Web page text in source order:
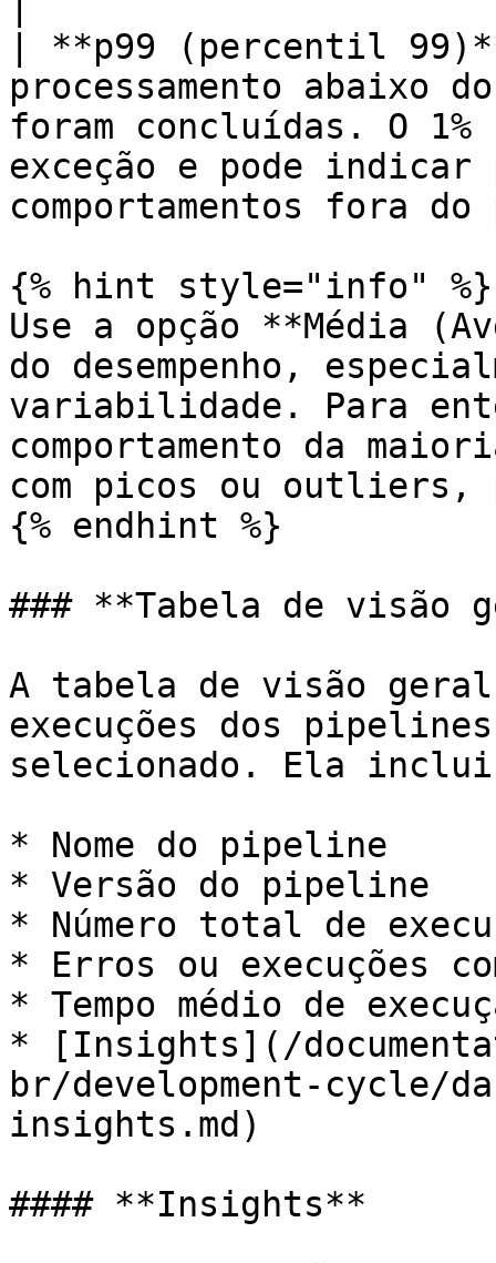
| **p99 (percentil
processamento abaixo
foram concluídas. O
exceção e pode indicar
comportamentos fora
{% hint style="info" %}
Use a opção **Média
do desempenho,
variabilidade. Para
comportamento da
com picos ou
{% endhint %}
### **Tabela de visão
A tabela de visão geral
execuções dos
selecionado. Ela
* Nome do pipeline
* Versão do pipeline
* Número total de
* Erros ou execuções
* Tempo médio de
* [Insights](/
br/development-cycle/
insights.md)
#### **Insights**